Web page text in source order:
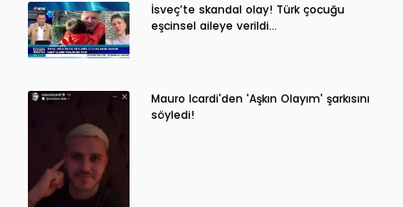
İsveç’te skandal olay! Türk çocuğu
eşcinsel aileye verildi…
Mauro Icardi'den 'Aşkın Olayım' şarkısını
söyledi!